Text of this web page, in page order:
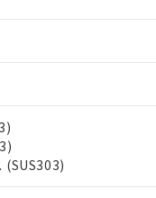
(SUS303)